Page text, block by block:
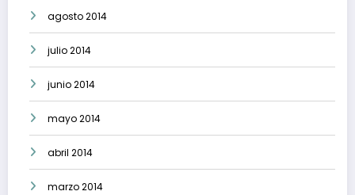
agosto 2014
julio 2014
junio 2014
mayo 2014
abril 2014
marzo 2014